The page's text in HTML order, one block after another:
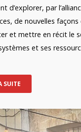
d’explorer, par
de nouvelles façons
et mettre en récit le
et ses
SUITE